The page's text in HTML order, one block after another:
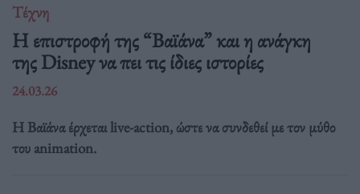
Τέχνη
Η επιστροφή της “Βαϊάνα” και η ανάγκη
της Disney να πει τις ίδιες ιστορίες
24.03.26
Η Βαϊάνα έρχεται live-action, ώστε να συνδεθεί με τον μύθο
του animation.